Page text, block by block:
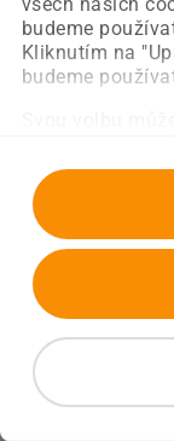
budeme
Kliknutím na
budeme